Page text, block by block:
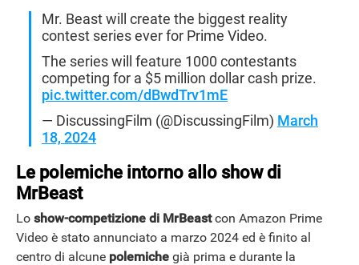
Mr. Beast will create the biggest reality
contest series ever for Prime Video.
The series will feature 1000 contestants
competing for a $5 million dollar cash prize.
pic.twitter.com/dBwdTrv1mE
— DiscussingFilm (@DiscussingFilm) March
18, 2024
Le polemiche intorno allo show di
MrBeast
Lo show-competizione di MrBeastcon Amazon Prime
Video è stato annunciato a marzo 2024 ed è finito al
centro di alcune polemiche già prima e durante la